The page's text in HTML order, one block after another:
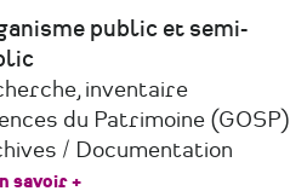
public et semi-
inventaire
du Patrimoine (GOSP)
/ Documentation
savoir +